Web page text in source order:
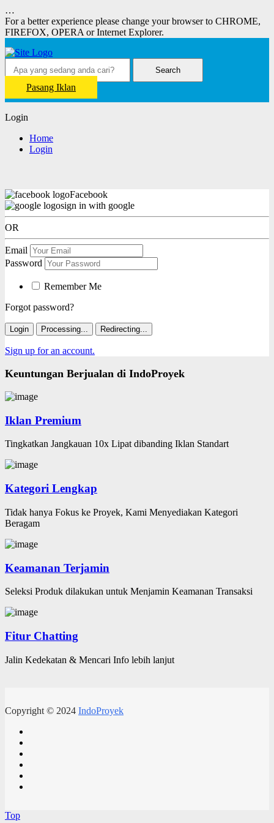
…
For a better experience please change your browser to CHROME,
FIREFOX, OPERA or Internet Explorer.
Search
Pasang Iklan
Login
Home
Login
Facebook
sign in with google
OR
Email
Password
Remember Me
Forgot password?
Login Processing... Redirecting...
Sign up for an account.
Keuntungan Berjualan di IndoProyek
Iklan Premium
Tingkatkan Jangkauan 10x Lipat dibanding Iklan Standart
Kategori Lengkap
Tidak hanya Fokus ke Proyek, Kami Menyediakan Kategori
Beragam
Keamanan Terjamin
Seleksi Produk dilakukan untuk Menjamin Keamanan Transaksi
Fitur Chatting
Jalin Kedekatan & Mencari Info lebih lanjut
Copyright © 2024 IndoProyek
Top